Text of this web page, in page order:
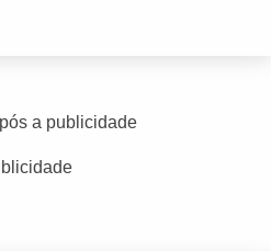
a publicidade